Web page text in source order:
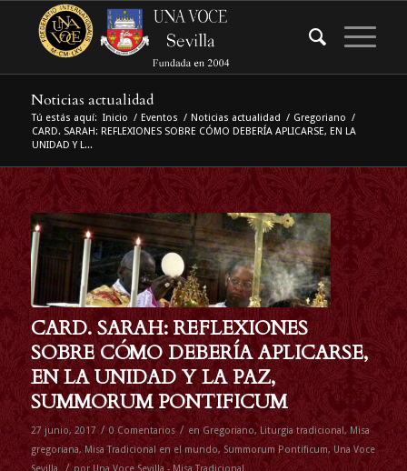
Noticias actualidad
Tú estás aquí: Inicio / Eventos / Noticias actualidad / Gregoriano /
CARD. SARAH: REFLEXIONES SOBRE CÓMO DEBERÍA APLICARSE, EN LA
UNIDAD Y L...
CARD. SARAH: REFLEXIONES
SOBRE CÓMO DEBERÍA APLICARSE,
EN LA UNIDAD Y LA PAZ,
SUMMORUM PONTIFICUM
27 junio, 2017 / 0 Comentarios / en Gregoriano, Liturgia tradicional, Misa
gregoriana,Misa Tradicional en el mundo, Summorum Pontificum, Una Voce
Sevilla
/ por Una Voce Sevilla - Misa Tradicional